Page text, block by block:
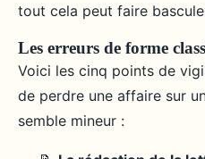
tout cela peut faire
Les erreurs de forme
Voici les cinq points de
de perdre une affaire sur
semble mineur :